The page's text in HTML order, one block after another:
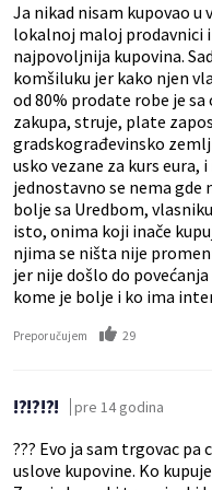
Ja nikad nisam kupovao
lokalnoj maloj prodavnici
najpovoljnija kupovina.
komšiluku jer kako njen
od 80% prodate robe je
zakupa, struje, plate
gradskograđevinsko
usko vezane za kurs eura,
jednostavno se nema gde
bolje sa Uredbom,
isto, onima koji inače
njima se ništa nije
jer nije došlo do
kome je bolje i ko ima
Preporučujem 29
!?!?!?! pre 14 godina
??? Evo ja sam trgovac
uslove kupovine. Ko